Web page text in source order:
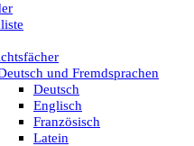
und Fremdsprachen
Deutsch
Englisch
Französisch
Latein